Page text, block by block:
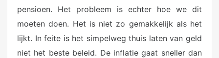
pensioen. Het probleem is echter hoe we dit
moeten doen. Het is niet zo gemakkelijk als het
lijkt. In feite is het simpelweg thuis laten van geld
niet het beste beleid. De inflatie gaat sneller dan